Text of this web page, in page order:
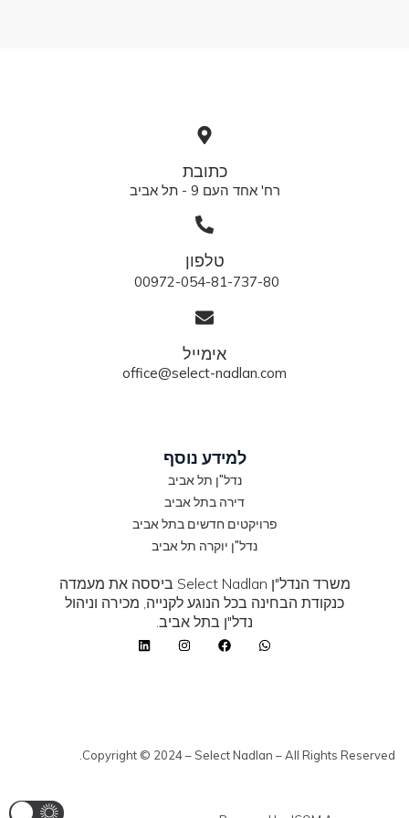
כתובת
רח' אחד העם 9 - תל אביב
טלפון
00972-054-81-737-80
אימייל
office@select-nadlan.com
למידע נוסף
נדל"ן תל אביב
דירה בתל אביב
פרויקטים חדשים בתל אביב
נדל"ן יוקרה תל אביב
משרד הנדל"ן Select Nadlan ביססה את מעמדה
כנקודת הבחינה בכל הנוגע לקנייה, מכירה וניהול
נדל"ן בתל אביב.
Copyright © 2024 – Select Nadlan – All Rights Reserved.